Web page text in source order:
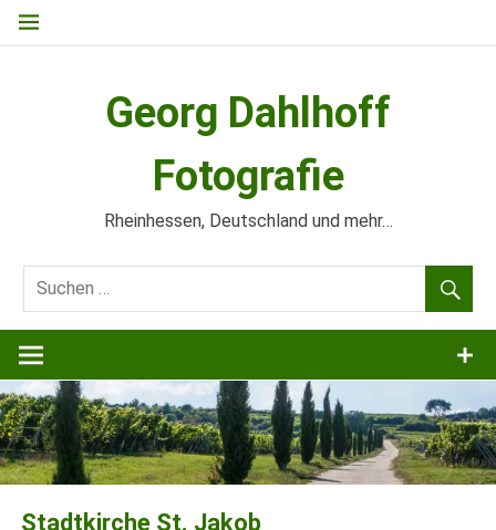
Zum
Georg Dahlhoff
Fotografie
Rheinhessen, Deutschland und mehr…
Stadtkirche St. Jakob